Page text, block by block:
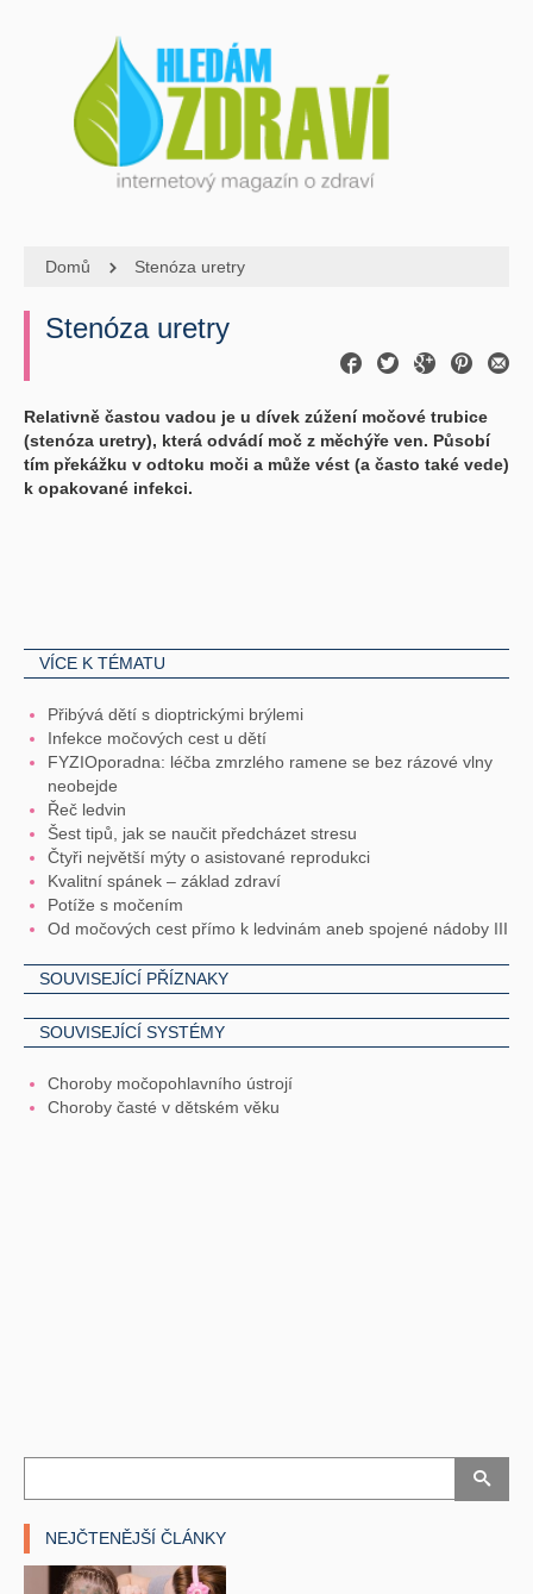
Domů Stenóza uretry
Stenóza uretry
Relativně častou vadou je u dívek zúžení močové trubice
(stenóza uretry), která odvádí moč z měchýře ven. Působí
tím překážku v odtoku moči a může vést (a často také vede)
k opakované infekci.
VÍCE K TÉMATU
Přibývá dětí s dioptrickými brýlemi
Infekce močových cest u dětí
FYZIOporadna: léčba zmrzlého ramene se bez rázové vlny
neobejde
Řeč ledvin
Šest tipů, jak se naučit předcházet stresu
Čtyři největší mýty o asistované reprodukci
Kvalitní spánek – základ zdraví
Potíže s močením
Od močových cest přímo k ledvinám aneb spojené nádoby III
SOUVISEJÍCÍ PŘÍZNAKY
SOUVISEJÍCÍ SYSTÉMY
Choroby močopohlavního ústrojí
Choroby časté v dětském věku
NEJČTENĚJŠÍ ČLÁNKY